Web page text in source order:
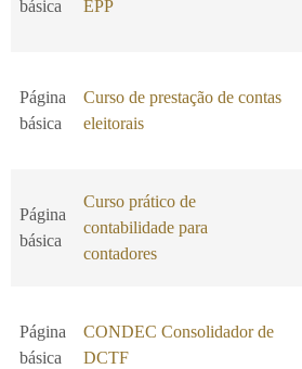
básica
EPP
Página
básica
Curso de prestação de contas
eleitorais
Página
básica
Curso prático de
contabilidade para
contadores
Página
básica
CONDEC Consolidador de
DCTF